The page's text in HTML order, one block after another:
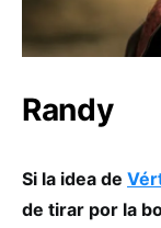
Randy
Si la idea de
de tirar por la